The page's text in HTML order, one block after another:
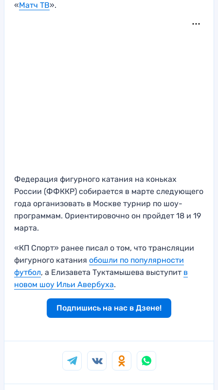
«Матч ТВ».
Федерация фигурного катания на коньках
России (ФФККР) собирается в марте следующего
года организовать в Москве турнир по шоу-
программам. Ориентировочно он пройдет 18 и 19
марта.
«КП Спорт» ранее писал о том, что трансляции
фигурного катания обошли по популярности
футбол, а Елизавета Туктамышева выступит в
новом шоу Ильи Авербуха.
Подпишись на нас в Дзене!